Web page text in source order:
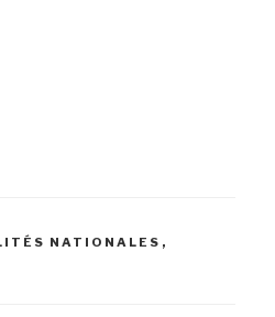
NATIONALES ,